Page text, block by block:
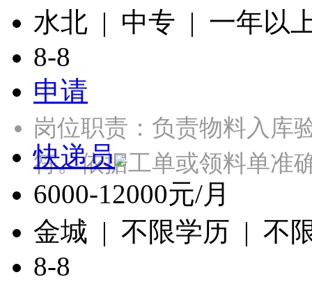
水北 | 中专 | 一年以
8-8
申请
岗位职责：负责物料入库
符。依据工单或领料单
快递员
6000-12000元/月
金城 | 不限学历 | 不
8-8